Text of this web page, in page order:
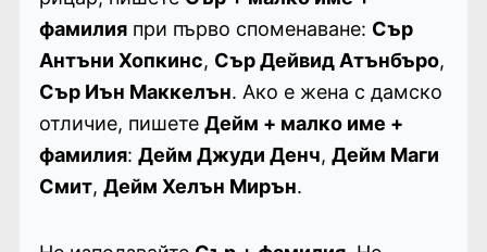
фамилияпри първо споменаване: Сър
Антъни Хопкинс, Сър Дейвид Атънбъро,
Сър Иън Маккелън. Ако е жена с дамско
отличие, пишете Дейм + малко име +
фамилия: Дейм Джуди Денч, Дейм Маги
Смит, Дейм Хелън Мирън.